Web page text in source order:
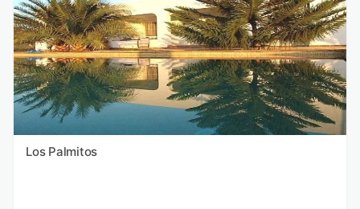
Los Palmitos